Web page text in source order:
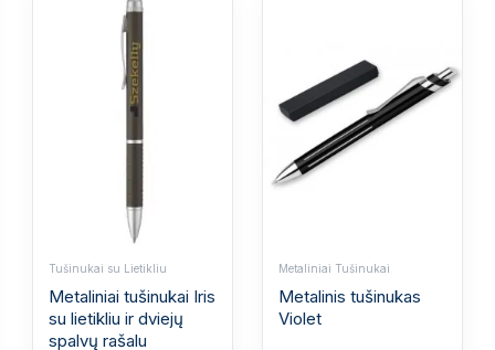
Tušinukai su Lietikliu
Metaliniai tušinukai Iris
su lietikliu ir dviejų
spalvų rašalu
Metaliniai Tušinukai
Metalinis tušinukas
Violet